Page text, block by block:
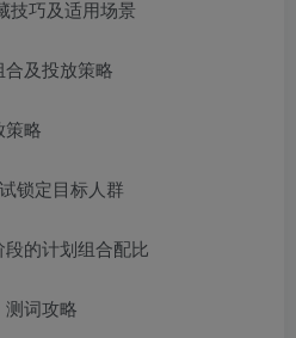
技巧及适用场景
合及投放策略
策略
锁定目标人群
段的计划组合配比
测词攻略